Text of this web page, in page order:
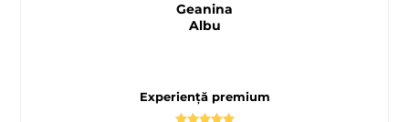
Experiență premium
Geanina
Albu